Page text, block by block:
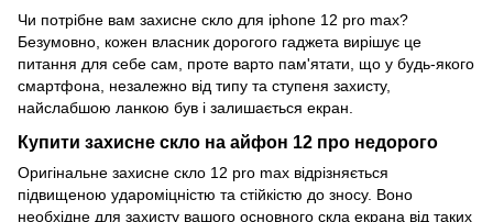
Чи потрібне вам захисне скло для iphone 12 pro max?
Безумовно, кожен власник дорогого гаджета вирішує це
питання для себе сам, проте варто пам'ятати, що у будь-якого
смартфона, незалежно від типу та ступеня захисту,
найслабшою ланкою був і залишається екран.
Купити захисне скло на айфон 12 про недорого
Оригінальне захисне скло 12 pro max відрізняється
підвищеною удароміцністю та стійкістю до зносу. Воно
необхідне для захисту вашого основного скла екрана від таких